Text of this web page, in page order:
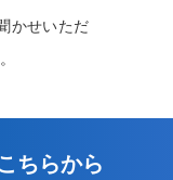
かせいただ
ちらから